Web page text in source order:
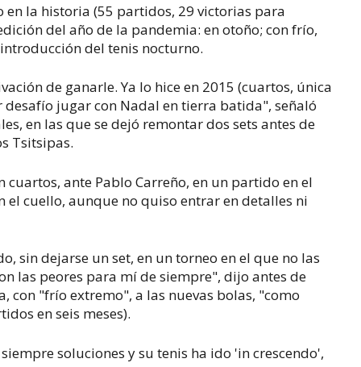
la historia (55 partidos, 29 victorias para
del año de la pandemia: en otoño; con frío,
del tenis nocturno.
de ganarle. Ya lo hice en 2015 (cuartos, única
desafío jugar con Nadal en tierra batida", señaló
en las que se dejó remontar dos sets antes de
Tsitsipas.
ante Pablo Carreño, en un partido en el
cuello, aunque no quiso entrar en detalles ni
sin dejarse un set, en un torneo en el que no las
las peores para mí de siempre", dijo antes de
con "frío extremo", a las nuevas bolas, "como
en seis meses).
soluciones y su tenis ha ido 'in crescendo',